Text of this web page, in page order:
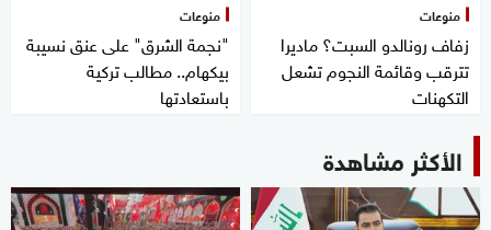
منوعات
زفاف رونالدو السبت؟ ماديرا
تترقب وقائمة النجوم تشعل
التكهنات
منوعات
"نجمة الشرق" على عنق نسيبة
بيكهام.. مطالب تركية
باستعادتها
الأكثر مشاهدة